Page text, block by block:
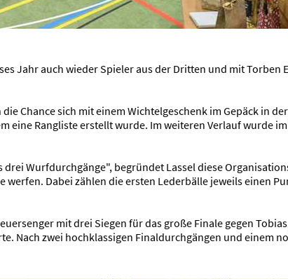
Jahr auch wieder Spieler aus der Dritten und mit Torben
Chance sich mit einem Wichtelgeschenk im Gepäck in
eine Rangliste erstellt wurde. Im weiteren Verlauf wurde
Wurfdurchgänge", begründet Lassel diese
Dabei zählen die ersten Lederbälle jeweils einen
mit drei Siegen für das große Finale gegen
Nach zwei hochklassigen Finaldurchgängen und einem